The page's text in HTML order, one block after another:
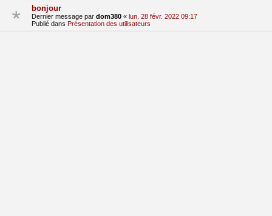
bonjour
Dernier message par dom380 « lun. 28 févr. 2022 09:17
Publié dans Présentation des utilisateurs